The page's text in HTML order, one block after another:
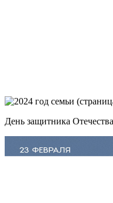
День защитника Отечества